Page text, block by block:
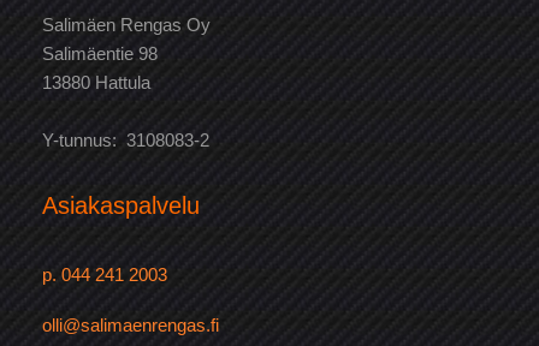
Salimäen Rengas Oy
Salimäentie 98
13880 Hattula
Y-tunnus: 3108083-2
Asiakaspalvelu
p. 044 241 2003
olli@salimaenrengas.fi